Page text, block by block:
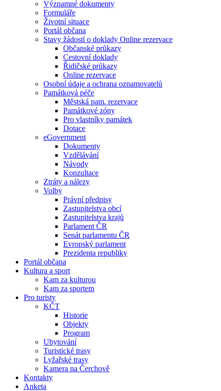
Významné dokumenty
Formuláře
Životní situace
Portál občana
Stavy žádostí o doklady Online rezervace
Občanské průkazy
Cestovní doklady
Řidičské průkazy
Online rezervace
Osobní údaje a ochrana oznamovatelů
Památková péče
Městská pam. rezervace
Památkové zóny
Pro vlastníky památek
Dotace
eGovernment
Dokumenty
Vzdělávání
Návody
Konzultace
Ztráty a nálezy
Volby
Právní předpisy
Zastupitelstva obcí
Zastupitelstva krajů
Parlament ČR
Senát parlamentu ČR
Evropský parlament
Prezidenta republiky
Portál občana
Kultura a sport
Kam za kulturou
Kam za sportem
Pro turisty
KČT
Historie
Objekty
Program
Ubytování
Turistické trasy
Lyžařské trasy
Kamera na Čerchově
Kontakty
Anketa